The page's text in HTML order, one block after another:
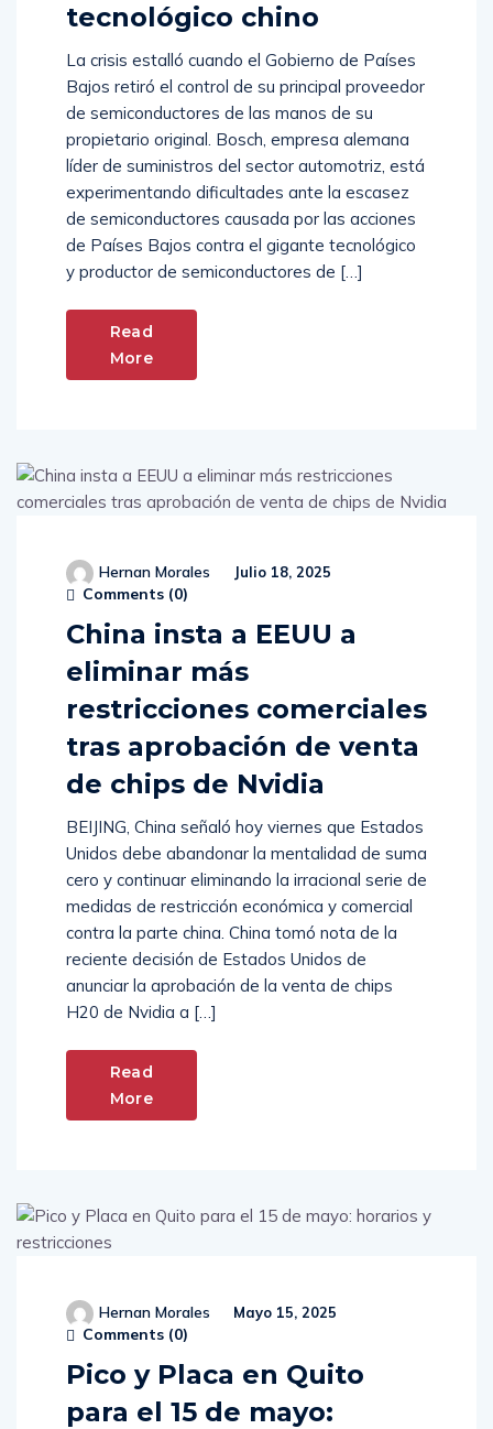
tecnológico chino
La crisis estalló cuando el Gobierno de Países
Bajos retiró el control de su principal proveedor
de semiconductores de las manos de su
propietario original. Bosch, empresa alemana
líder de suministros del sector automotriz, está
experimentando dificultades ante la escasez
de semiconductores causada por las acciones
de Países Bajos contra el gigante tecnológico
y productor de semiconductores de […]
Read
More
Hernan Morales Julio 18, 2025
Comments (0)
China insta a EEUU a
eliminar más
restricciones comerciales
tras aprobación de venta
de chips de Nvidia
BEIJING, China señaló hoy viernes que Estados
Unidos debe abandonar la mentalidad de suma
cero y continuar eliminando la irracional serie de
medidas de restricción económica y comercial
contra la parte china. China tomó nota de la
reciente decisión de Estados Unidos de
anunciar la aprobación de la venta de chips
H20 de Nvidia a […]
Read
More
Hernan Morales Mayo 15, 2025
Comments (0)
Pico y Placa en Quito
para el 15 de mayo: